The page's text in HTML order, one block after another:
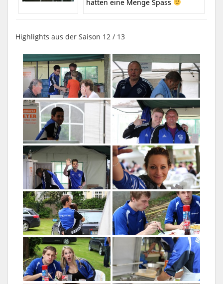
hatten eine Menge Spass
Highlights aus der Saison 12 / 13